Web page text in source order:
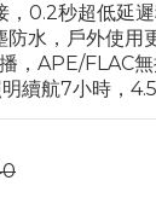
，0.2秒超低延
防水，戶外使用
，APE/FLAC
續航7小時，